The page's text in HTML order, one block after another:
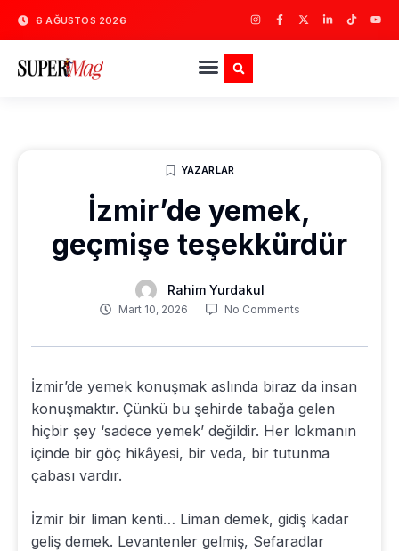
6 AĞUSTOS 2026
YAZARLAR
İzmir’de yemek,
geçmişe teşekkürdür
Rahim Yurdakul
Mart 10, 2026 No Comments
İzmir’de yemek konuşmak aslında biraz da insan
konuşmaktır. Çünkü bu şehirde tabağa gelen
hiçbir şey ‘sadece yemek’ değildir. Her lokmanın
içinde bir göç hikâyesi, bir veda, bir tutunma
çabası vardır.
İzmir bir liman kenti… Liman demek, gidiş kadar
geliş demek. Levantenler gelmiş, Sefaradlar